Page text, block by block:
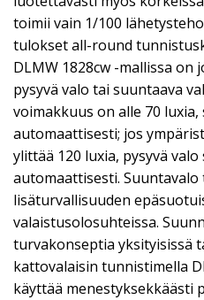
toimii vain 1/100
tulokset all-round
DLMW 1828cw -mallissa on
pysyvä valo tai suuntaava
voimakkuus on alle 70
automaattisesti; jos
ylittää 120 luxia, pysyvä
automaattisesti. Suuntavalo
lisäturvallisuuden
valaistusolosuhteissa.
turvakonseptia yksityisissä
kattovalaisin tunnistimella
käyttää menestyksekkäästi